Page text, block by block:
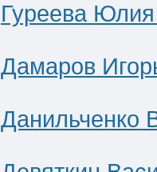
Гуреева
Дамаров
Данильченко